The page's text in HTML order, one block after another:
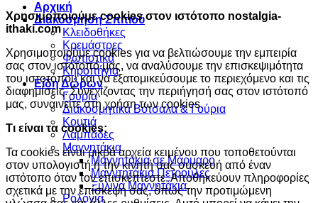
Αρχική
Διακόσμηση Σπιτιού
Κλειδοθήκες
Κρεμάστρες
Φωτιστικά
Κηροπήγια
Είδη Δώρων
Γούρια
Διακοσμητικά Βότσαλα & Γούρια
Κουτιά
Λαμπάδες
Μαγνητάκια
Μαγνητάκια σε Μάρμαρο
Μαγντητάκια Πετρούλες
Ξύλινα Μαγνητάκια
Ρολόγια
Χρησιμοποιούμε cookies στον ιστότοπο nostalgia-
ithaki.com
Χρησιμοποιούμε cookies για να βελτιώσουμε την εμπειρία
σας στον ιστότοπό μας, να αναλύσουμε την επισκεψιμότητα
του ιστοτόπου και να εξατομικεύσουμε το περιεχόμενο και τις
διαφημίσεις. Συνεχίζοντας την περιήγησή σας στον ιστότοπό
μας, συναινείτε στη χρήση των cookies.
Τι είναι τα cookies;
Τα cookies είναι μικρά αρχεία κειμένου που τοποθετούνται
στον υπολογιστή ή την κινητή σας συσκευή από έναν
ιστότοπο όταν τον επισκέπτεστε. Αποθηκεύουν πληροφορίες
σχετικά με την επίσκεψή σας, όπως την προτιμώμενη